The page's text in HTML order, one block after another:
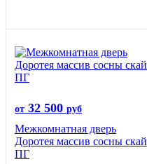
от 32 500 руб
Межкомнатная дверь
Доротея массив сосны скай
ПГ